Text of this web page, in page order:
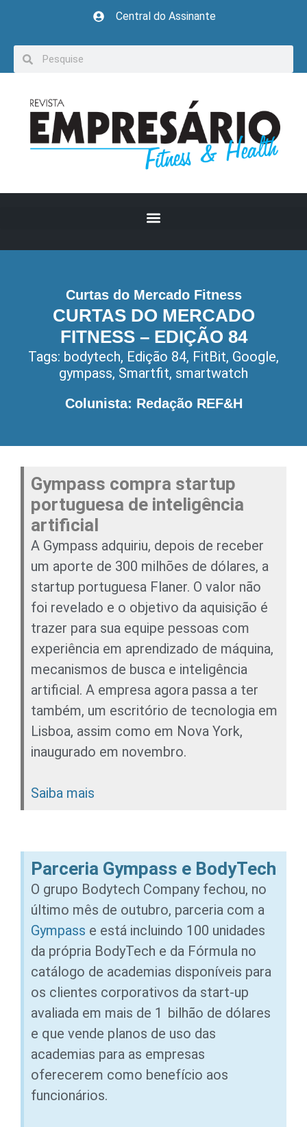
Central do Assinante
Curtas do Mercado Fitness
CURTAS DO MERCADO
FITNESS – EDIÇÃO 84
Tags: bodytech, Edição 84, FitBit, Google,
gympass, Smartfit, smartwatch
Colunista: Redação REF&H
Gympass compra startup
portuguesa de inteligência
artificial
A Gympass adquiriu, depois de receber
um aporte de 300 milhões de dólares, a
startup portuguesa Flaner. O valor não
foi revelado e o objetivo da aquisição é
trazer para sua equipe pessoas com
experiência em aprendizado de máquina,
mecanismos de busca e inteligência
artificial. A empresa agora passa a ter
também, um escritório de tecnologia em
Lisboa, assim como em Nova York,
inaugurado em novembro.
Saiba mais
Parceria Gympass e BodyTech
O grupo Bodytech Company fechou, no
último mês de outubro, parceria com a
Gympass e está incluindo 100 unidades
da própria BodyTech e da Fórmula no
catálogo de academias disponíveis para
os clientes corporativos da start-up
avaliada em mais de 1 bilhão de dólares
e que vende planos de uso das
academias para as empresas
oferecerem como benefício aos
funcionários.